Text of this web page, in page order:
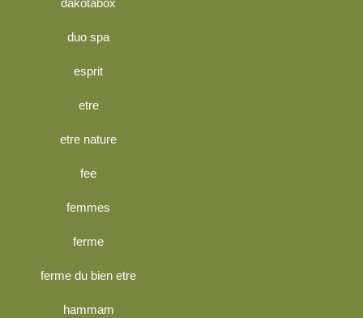
dakotabox
duo spa
esprit
etre
etre nature
fee
femmes
ferme
ferme du bien etre
hammam